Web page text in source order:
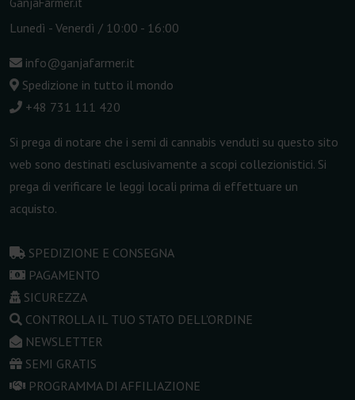
Lunedì - Venerdì / 10:00 - 16:00
info@ganjafarmer.it
Spedizione in tutto il mondo
+48 731 111 420
Si prega di notare che i semi di cannabis venduti su questo sito
web sono destinati esclusivamente a scopi collezionistici. Si
prega di verificare le leggi locali prima di effettuare un
acquisto.
SPEDIZIONE E CONSEGNA
PAGAMENTO
SICUREZZA
CONTROLLA IL TUO STATO DELL'ORDINE
NEWSLETTER
SEMI GRATIS
PROGRAMMA DI AFFILIAZIONE